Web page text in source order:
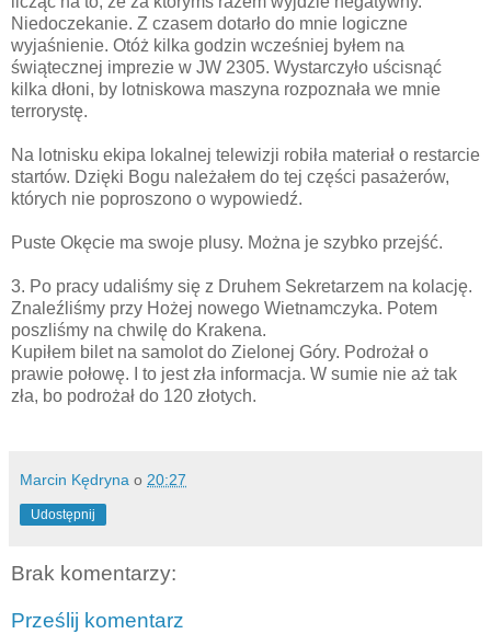
Niedoczekanie. Z czasem dotarło do mnie logiczne
wyjaśnienie. Otóż kilka godzin wcześniej byłem na
świątecznej imprezie w JW 2305. Wystarczyło uścisnąć
kilka dłoni, by lotniskowa maszyna rozpoznała we mnie
terrorystę.
Na lotnisku ekipa lokalnej telewizji robiła materiał o restarcie
startów. Dzięki Bogu należałem do tej części pasażerów,
których nie poproszono o wypowiedź.
Puste Okęcie ma swoje plusy. Można je szybko przejść.
3. Po pracy udaliśmy się z Druhem Sekretarzem na kolację.
Znaleźliśmy przy Hożej nowego Wietnamczyka. Potem
poszliśmy na chwilę do Krakena.
Kupiłem bilet na samolot do Zielonej Góry. Podrożał o
prawie połowę. I to jest zła informacja. W sumie nie aż tak
zła, bo podrożał do 120 złotych.
Marcin Kędryna o 20:27
Udostępnij
Brak komentarzy:
Prześlij komentarz